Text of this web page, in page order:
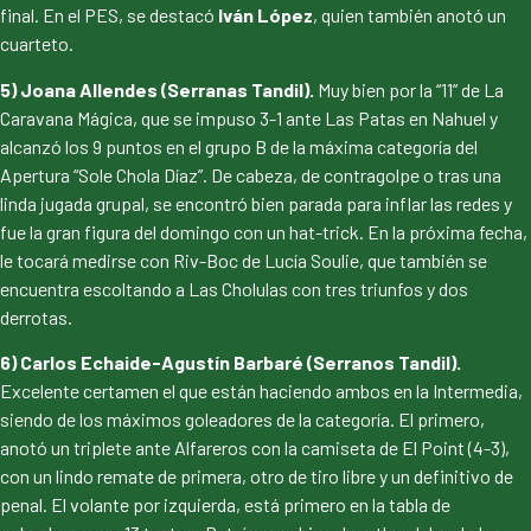
final. En el PES, se destacó Iván López, quien también anotó un
cuarteto.
5) Joana Allendes (Serranas Tandil). Muy bien por la “11” de La
Caravana Mágica, que se impuso 3-1 ante Las Patas en Nahuel y
alcanzó los 9 puntos en el grupo B de la máxima categoría del
Apertura “Sole Chola Díaz”. De cabeza, de contragolpe o tras una
linda jugada grupal, se encontró bien parada para inflar las redes y
fue la gran figura del domingo con un hat-trick. En la próxima fecha,
le tocará medirse con Riv-Boc de Lucía Soulie, que también se
encuentra escoltando a Las Cholulas con tres triunfos y dos
derrotas.
6) Carlos Echaide-Agustín Barbaré (Serranos Tandil).
Excelente certamen el que están haciendo ambos en la Intermedia,
siendo de los máximos goleadores de la categoría. El primero,
anotó un triplete ante Alfareros con la camiseta de El Point (4-3),
con un lindo remate de primera, otro de tiro libre y un definitivo de
penal. El volante por izquierda, está primero en la tabla de